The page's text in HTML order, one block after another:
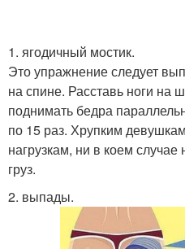
1. ягодичный мостик.
Это упражнение следует
на спине. Расставь ноги на
поднимать бедра
по 15 раз. Хрупким
нагрузкам, ни в коем
груз.
2. выпады.